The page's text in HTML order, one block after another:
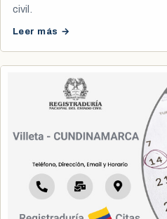
civil.
Leer más →